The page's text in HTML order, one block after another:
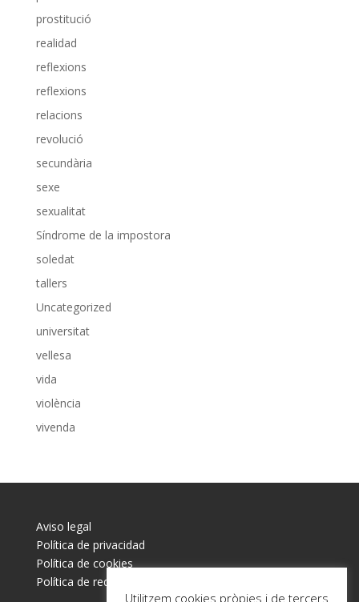
prostitució
realidad
reflexions
reflexions
relacions
revolució
secundària
sexe
sexualitat
Síndrome de la impostora
soledat
tallers
Uncategorized
universitat
vellesa
vida
violència
vivenda
Aviso legal
Política de privacidad
Política de cookies
Política de redes sociales
Utilitzem cookies pròpies i de tercers